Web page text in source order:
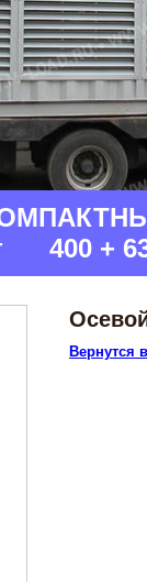
400 +
Вернутся